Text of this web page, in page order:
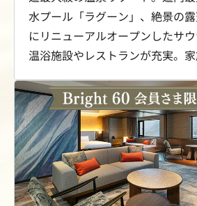
水プール「ラグーン」、絶景の
にリニューアルオープンしたサ
温浴施設やレストランが充実。